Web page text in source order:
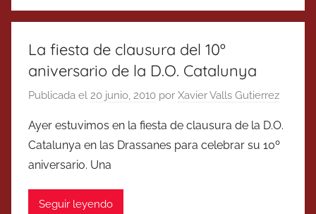
La fiesta de clausura del 10º
aniversario de la D.O. Catalunya
Publicada el 20 junio, 2010 por Xavier Valls Gutierrez
Ayer estuvimos en la fiesta de clausura de la D.O.
Catalunya en las Drassanes para celebrar su 10º
aniversario. Una
Seguir leyendo